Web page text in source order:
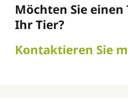
Möchten Sie
Ihr Tier?
Kontaktieren Sie